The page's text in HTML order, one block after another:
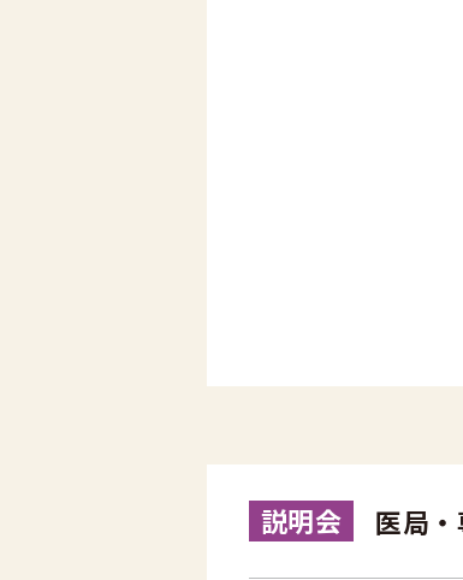
説明会 医局